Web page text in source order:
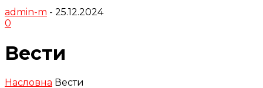
admin-m - 25.12.2024
0
Вести
Насловна Вести